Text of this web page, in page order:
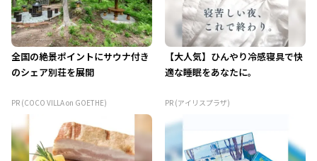
全国の絶景ポイントにサウナ付き
のシェア別荘を展開
PR (COCO VILLA on GOETHE)
【大人気】ひんやり冷感寝具で快
適な睡眠をあなたに。
PR (アイリスプラザ)